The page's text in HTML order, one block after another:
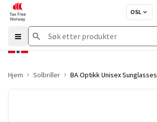
OSL
Hjem Solbriller BA Optikk Unisex Sunglasses